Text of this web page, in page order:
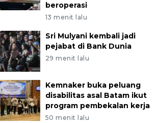
beroperasi
13 menit lalu
Sri Mulyani kembali jadi
pejabat di Bank Dunia
29 menit lalu
Kemnaker buka peluang
disabilitas asal Batam ikut
program pembekalan kerja
50 menit lalu